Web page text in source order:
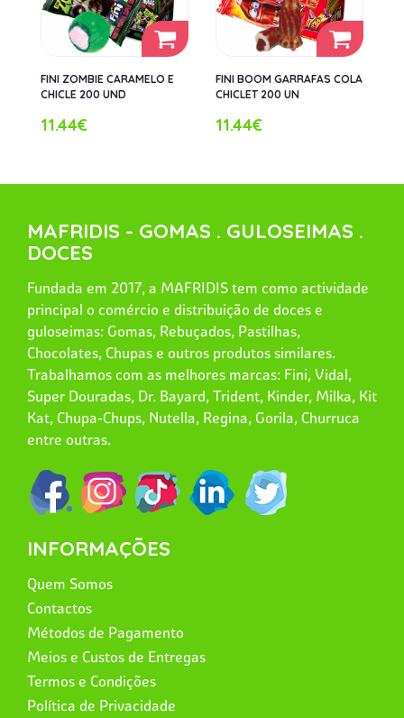
FINI ZOMBIE CARAMELO E
CHICLE 200 UND
11.44€
FINI BOOM GARRAFAS COLA
CHICLET 200 UN
11.44€
MAFRIDIS - GOMAS . GULOSEIMAS .
DOCES
Fundada em 2017, a MAFRIDIS tem como actividade
principal o comércio e distribuição de doces e
guloseimas: Gomas, Rebuçados, Pastilhas,
Chocolates, Chupas e outros produtos similares.
Trabalhamos com as melhores marcas: Fini, Vidal,
Super Douradas, Dr. Bayard, Trident, Kinder, Milka, Kit
Kat, Chupa-Chups, Nutella, Regina, Gorila, Churruca
entre outras.
INFORMAÇÕES
Quem Somos
Contactos
Métodos de Pagamento
Meios e Custos de Entregas
Termos e Condições
Política de Privacidade